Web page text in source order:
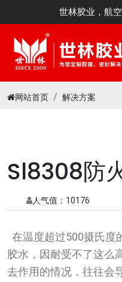
世林胶业，航
网站首页 解决方案
Sl8308防
人气值： 10176
在温度超过500摄氏度
胶水，因耐受不了这么
去作用的情况，往往会